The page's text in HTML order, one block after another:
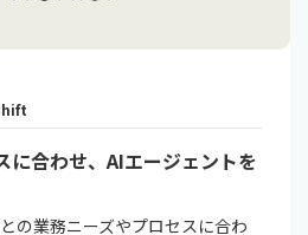
に合わせ、AIエージェントを
の業務ニーズやプロセスに合わ